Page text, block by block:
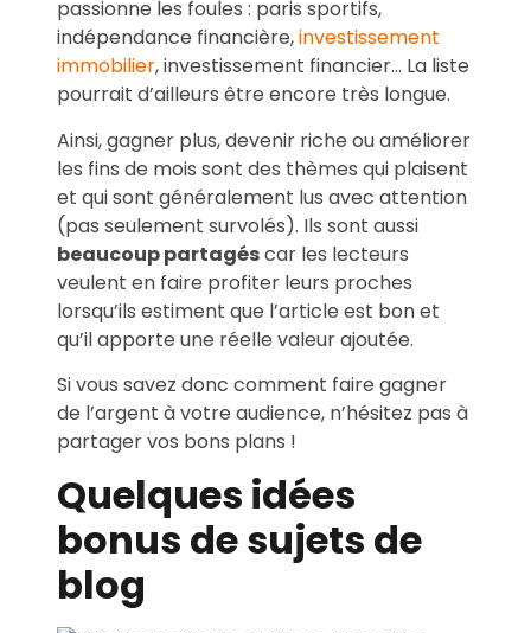
passionne les foules : paris sportifs,
indépendance financière,investissement
immobilier, investissement financier… La liste
pourrait d’ailleurs être encore très longue.
Ainsi, gagner plus, devenir riche ou améliorer
les fins de mois sont des thèmes qui plaisent
et qui sont généralement lus avec attention
(pas seulement survolés). Ils sont aussi
beaucoup partagéscar les lecteurs
veulent en faire profiter leurs proches
lorsqu’ils estiment que l’article est bon et
qu’il apporte une réelle valeur ajoutée.
Si vous savez donc comment faire gagner
de l’argent à votre audience, n’hésitez pas à
partager vos bons plans !
Quelques idées
bonus de sujets de
blog